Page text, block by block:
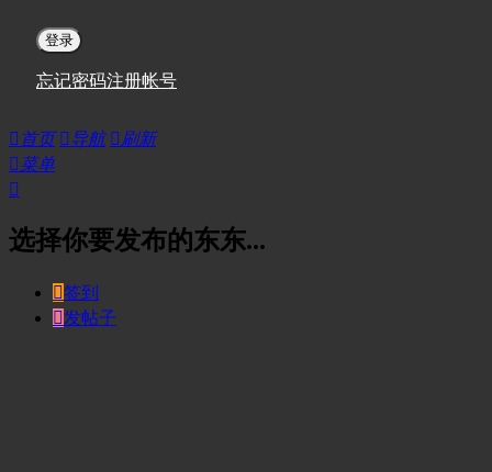
登录
忘记密码注册帐号
 首页 导航  刷新
菜单

选择你要发布的东东...
签到
发帖子